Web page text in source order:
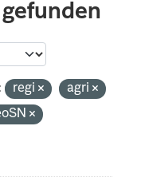
regi
agri